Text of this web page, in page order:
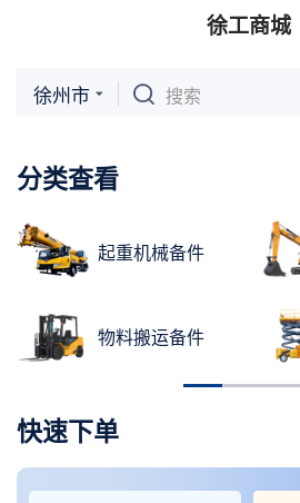
徐工商城
徐州市 搜索
分类查看
起重机械备件
物料搬运备件
快速下单